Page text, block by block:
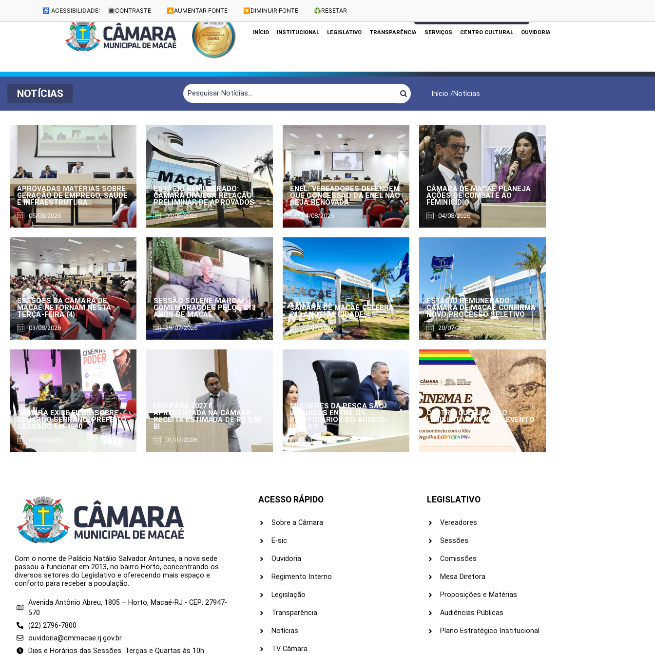
♿ ACESSIBILIDADE: 🔳 CONTRASTE 🔼 AUMENTAR FONTE 🔽 DIMINUIR FONTE ♻️RESETAR
Dias e Horários das Sessões: Terças e Quartas às 10h
INÍCIO INSTITUCIONAL LEGISLATIVO TRANSPARÊNCIA SERVIÇOS CENTRO CULTURAL OUVIDORIA
NOTÍCIAS Início /Notícias
APROVADAS MATÉRIAS SOBRE
GERAÇÃO DE EMPREGO, SAÚDE
E INFRAESTRUTURA
05/08/2026
ESTÁGIO REMUNERADO:
CÂMARA DIVULGA RELAÇÃO
PRELIMINAR DE APROVADOS
05/08/2026
ENEL: VEREADORES DEFENDEM
QUE CONCESSÃO DA ENEL NÃO
SEJA RENOVADA
04/08/2026
CÂMARA DE MACAÉ PLANEJA
AÇÕES DE COMBATE AO
FEMINICÍDIO
04/08/2026
SESSÕES DA CÂMARA DE
MACAÉ RETORNAM NESTA
TERÇA-FEIRA (4)
03/08/2026
SESSÃO SOLENE MARCA
COMEMORAÇÕES PELOS 213
ANOS DE MACAÉ
29/07/2026
CÂMARA DE MACAÉ CELEBRA
213 ANOS DA CIDADE
27/07/2026
ESTÁGIO REMUNERADO:
CÂMARA DE MACAÉ CONFIRMA
NOVO PROCESSO SELETIVO
20/07/2026
CÂMARA EXIBE FILME SOBRE
EDUARDO SERRANO, PREFEITO
CASSADO EM 1960
01/07/2026
LDO PARA 2027 É
APRESENTADA NA CÂMARA:
RECEITA ESTIMADA DE R$ 5,88
BI
01/07/2026
MULHERES DA PESCA SÃO
INCLUÍDAS ENTRE OS
BENEFICIÁRIOS DO AUXÍLIO-
DEFESO
30/06/2026
CENTRO CULTURAL DO
LEGISLATIVO REALIZA EVENTO
CINEMA E PODER
25/06/2026
Com o nome de Palácio Natálio Salvador Antunes, a nova sede
passou a funcionar em 2013, no bairro Horto, concentrando os
diversos setores do Legislativo e oferecendo mais espaço e
conforto para receber a população.
Avenida Antônio Abreu, 1805 – Horto, Macaé-RJ - CEP: 27947-
570
(22) 2796-7800
ouvidoria@cmmacae.rj.gov.br
Dias e Horários das Sessões: Terças e Quartas às 10h
ACESSO RÁPIDO
Sobre a Câmara
E-sic
Ouvidoria
Regimento Interno
Legislação
Transparência
Notícias
TV Câmara
LEGISLATIVO
Vereadores
Sessões
Comissões
Mesa Diretora
Proposições e Matérias
Audiências Públicas
Plano Estratégico Institucional